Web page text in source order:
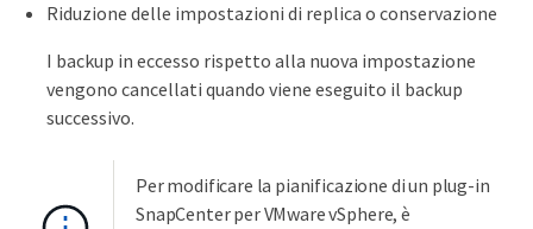
Riduzione delle impostazioni di replica o conservazione
I backup in eccesso rispetto alla nuova impostazione
vengono cancellati quando viene eseguito il backup
successivo.
Per modificare la pianificazione di un plug-in
SnapCenter per VMware vSphere, è